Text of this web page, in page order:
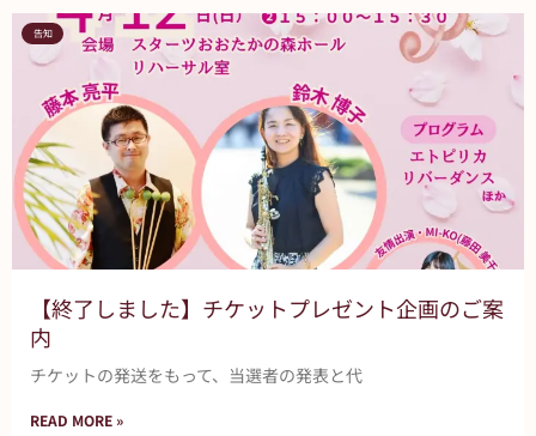
告知
【終了しました】チケットプレゼント企画のご案
内
チケットの発送をもって、当選者の発表と代
READ MORE »